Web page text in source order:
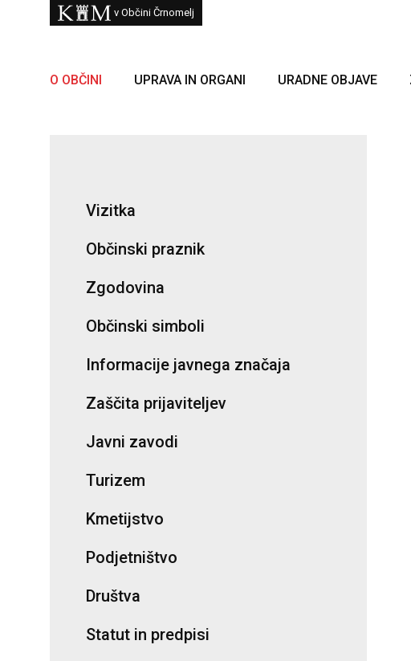
Skoči na vsebino Kam
v Občini Črnomelj
O OBČINI UPRAVA IN ORGANI URADNE OBJAVE
Vizitka
Občinski praznik
Zgodovina
Občinski simboli
Informacije javnega značaja
Zaščita prijaviteljev
Javni zavodi
Turizem
Kmetijstvo
Podjetništvo
Društva
Statut in predpisi